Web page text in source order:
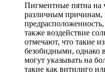
Пигментные пятна на
различным причинам,
также воздействие
отмечают, что такие
безобидными, однако
могут указывать на
такие как витилиго